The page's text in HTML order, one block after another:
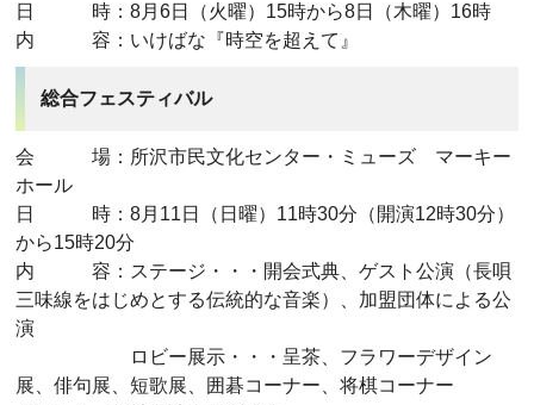
日 時：8月6日（火曜）15時から8日（木曜）16時
内 容：いけばな『時空を超えて』
総合フェスティバル
会 場：所沢市民文化センター・ミューズ マーキー
ホール
日 時：8月11日（日曜）11時30分（開演12時30分）
から15時20分
内 容：ステージ・・・開会式典、ゲスト公演（長唄
三味線をはじめとする伝統的な音楽）、加盟団体による公
演
ロビー展示・・・呈茶、フラワーデザイン
展、俳句展、短歌展、囲碁コーナー、将棋コーナー